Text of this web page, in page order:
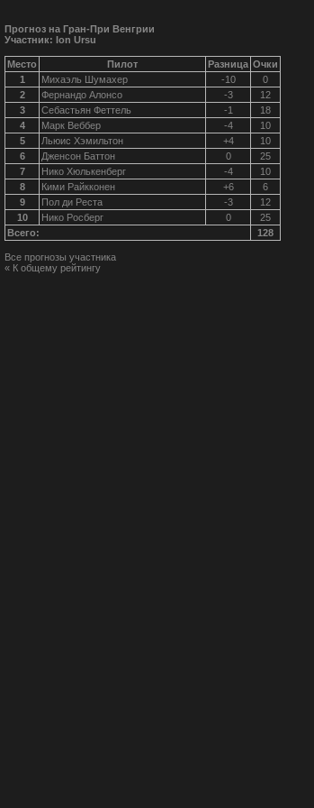
Прогноз на Гран-При Венгрии
Участник: Ion Ursu
Место Пилот Разница Очки
1
Михаэль Шумахер -10
0
2
Фернандо Алонсо -3
12
3
Себастьян Феттель -1
18
4
Марк Веббер -4
10
5
Льюис Хэмильтон +4
10
6
Дженсон Баттон 0
25
7
Нико Хюлькенберг -4
10
8
Кими Райкконен +6
6
9
Пол ди Реста -3
12
10
Нико Росберг 0
25
Всего:
128
Все прогнозы участника
« К общему рейтингу